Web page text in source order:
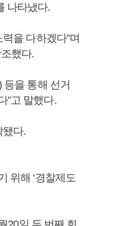
나타냈다.
을 다하겠다”며
했다.
등을 통해 선거
”고 말했다.
됐다.
위해 ‘경찰제도